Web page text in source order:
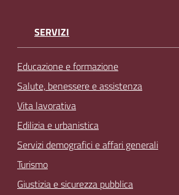
SERVIZI
Educazione e formazione
Salute, benessere e assistenza
Vita lavorativa
Edilizia e urbanistica
Servizi demografici e affari generali
Turismo
Giustizia e sicurezza pubblica